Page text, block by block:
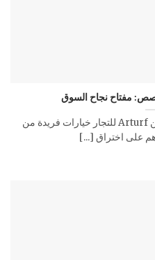
مفتاح نجاح السوق
يوفر العشب الصناعي المخصص من Arturf للتجار خيارات فريدة من
على اختراق [...]